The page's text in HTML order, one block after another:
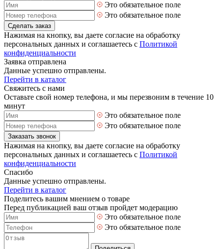
Это обязательное поле
Это обязательное поле
Сделать заказ
Нажимая на кнопку, вы даете согласие на обработку
персональных данных и соглашаетесь с Политикой
конфиденциальности
Заявка отправлена
Данные успешно отправлены.
Перейти в каталог
Свяжитесь с нами
Оставьте свой номер телефона, и мы перезвоним в течение 10
минут
Это обязательное поле
Это обязательное поле
Заказать звонок
Нажимая на кнопку, вы даете согласие на обработку
персональных данных и соглашаетесь с Политикой
конфиденциальности
Спасибо
Данные успешно отправлены.
Перейти в каталог
Поделитесь вашим мнением о товаре
Перед публикацией ваш отзыв пройдет модерацию
Это обязательное поле
Это обязательное поле